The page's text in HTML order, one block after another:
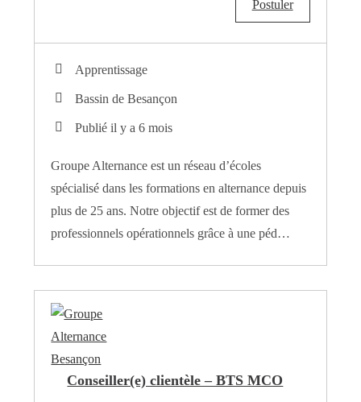
Postuler
Apprentissage
Bassin de Besançon
Publié il y a 6 mois
Groupe Alternance est un réseau d’écoles
spécialisé dans les formations en alternance depuis
plus de 25 ans. Notre objectif est de former des
professionnels opérationnels grâce à une péd…
Conseiller(e) clientèle – BTS MCO